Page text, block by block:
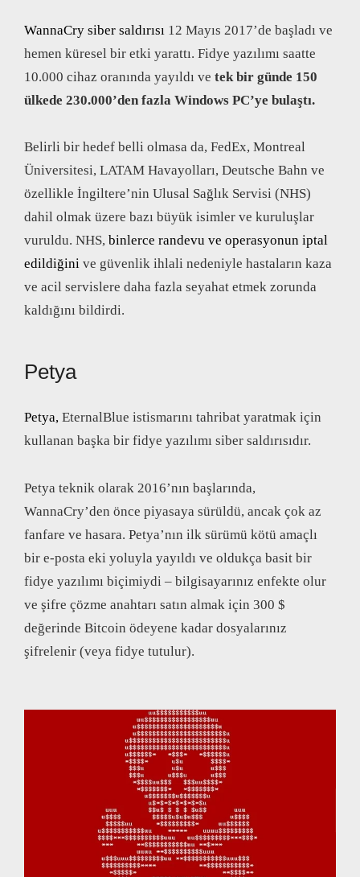
WannaCry siber saldırısı 12 Mayıs 2017’de başladı ve
hemen küresel bir etki yarattı. Fidye yazılımı saatte
10.000 cihaz oranında yayıldı ve tek bir günde 150
ülkede 230.000’den fazla Windows PC’ye bulaştı.
Belirli bir hedef belli olmasa da, FedEx, Montreal
Üniversitesi, LATAM Havayolları, Deutsche Bahn ve
özellikle İngiltere’nin Ulusal Sağlık Servisi (NHS)
dahil olmak üzere bazı büyük isimler ve kuruluşlar
vuruldu. NHS, binlerce randevu ve operasyonun iptal
edildiğini ve güvenlik ihlali nedeniyle hastaların kaza
ve acil servislere daha fazla seyahat etmek zorunda
kaldığını bildirdi.
Petya
Petya, EternalBlue istismarını tahribat yaratmak için
kullanan başka bir fidye yazılımı siber saldırısıdır.
Petya teknik olarak 2016’nın başlarında,
WannaCry’den önce piyasaya sürüldü, ancak çok az
fanfare ve hasara. Petya’nın ilk sürümü kötü amaçlı
bir e-posta eki yoluyla yayıldı ve oldukça basit bir
fidye yazılımı biçimiydi – bilgisayarınız enfekte olur
ve şifre çözme anahtarı satın almak için 300 $
değerinde Bitcoin ödeyene kadar dosyalarınız
şifrelenir (veya fidye tutulur).